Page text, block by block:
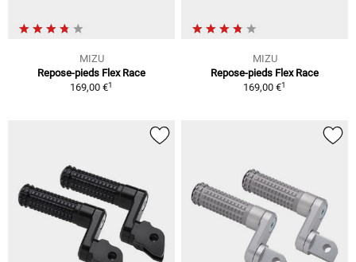
MIZU
Repose-pieds Flex Race
169,00 €1
MIZU
Repose-pieds Flex Race
169,00 €1